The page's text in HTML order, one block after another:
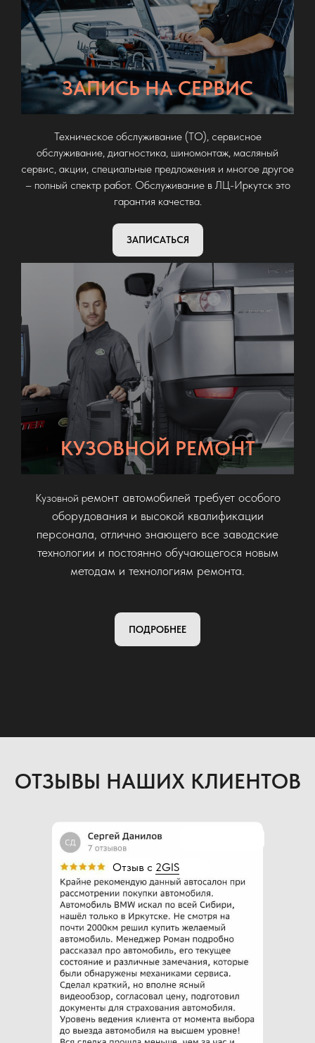
ЗАПИСЬ НА СЕРВИС
Техническое обслуживание (ТО), сервисное
обслуживание, диагностика, шиномонтаж, масляный
сервис, акции, специальные предложения и многое другое
– полный спектр работ. Обслуживание в ЛЦ-Иркутск это
гарантия качества.
ЗАПИСАТЬСЯ
КУЗОВНОЙ РЕМОНТ
Кузовной ремонт автомобилей требует особого
оборудования и высокой квалификации
персонала, отлично знающего все заводские
технологии и постоянно обучающегося новым
методам и технологиям ремонта.
ПОДРОБНЕЕ
ОТЗЫВЫ НАШИХ КЛИЕНТОВ
Отзыв с 2GIS